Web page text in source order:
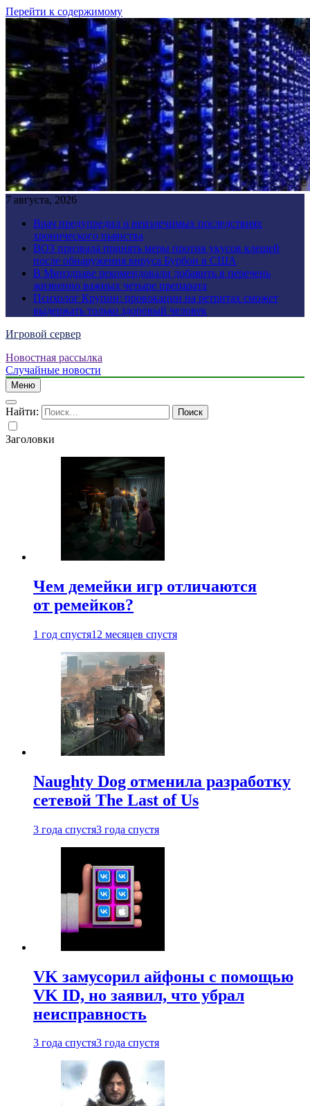
Перейти к содержимому
7 августа, 2026
Врач предупредил о неизлечимых последствиях
хронического пьянства
ВОЗ призвала принять меры против укусов клещей
после обнаружения вируса Бурбон в США
В Минздраве рекомендовали добавить в перечень
жизненно важных четыре препарата
Психолог Крупин: провокации на ретритах сможет
выдержать только здоровый человек
Игровой сервер
Новостная рассылка
Случайные новости
Меню
Найти:
Заголовки
Чем демейки игр отличаются
от ремейков?
1 год спустя12 месяцев спустя
Naughty Dog отменила разработку
сетевой The Last of Us
3 года спустя3 года спустя
VK замусорил айфоны с помощью
VK ID, но заявил, что убрал
неисправность
3 года спустя3 года спустя